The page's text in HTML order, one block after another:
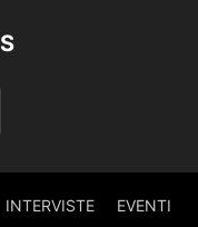
INTERVISTE EVENTI